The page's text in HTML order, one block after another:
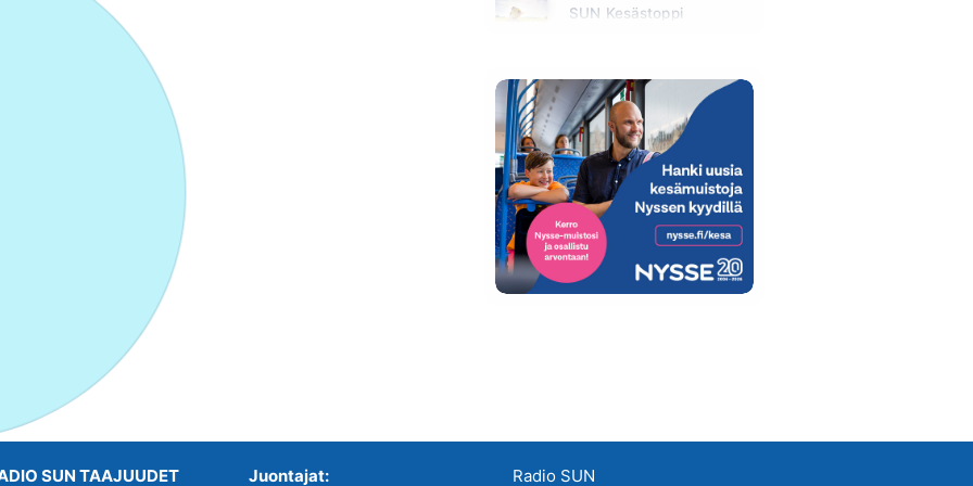
SUN Kesästoppi
SUN TAAJUUDET Juontajat: Radio SUN